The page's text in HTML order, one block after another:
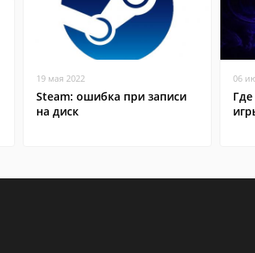
19 мая 2022
Steam: ошибка при записи
на диск
06